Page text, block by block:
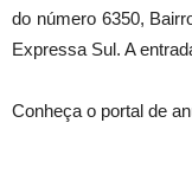
do número 6350,
Expressa Sul. A
Conheça o portal de